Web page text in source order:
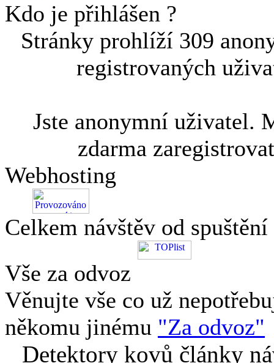
Kdo je přihlášen ?
Stránky prohlíží 309
registrovaných
Jste anonymní uživatel.
zdarma
Webhosting
Celkem návštěv od
Vše za odvoz
Věnujte vše co už
někomu jinému "Za odvoz"
Detektory kovů články